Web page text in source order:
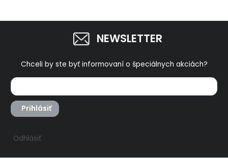
NEWSLETTER
Chceli by ste byť informovaní o špeciálnych akciách?
Prihlásiť
Odhlásiť